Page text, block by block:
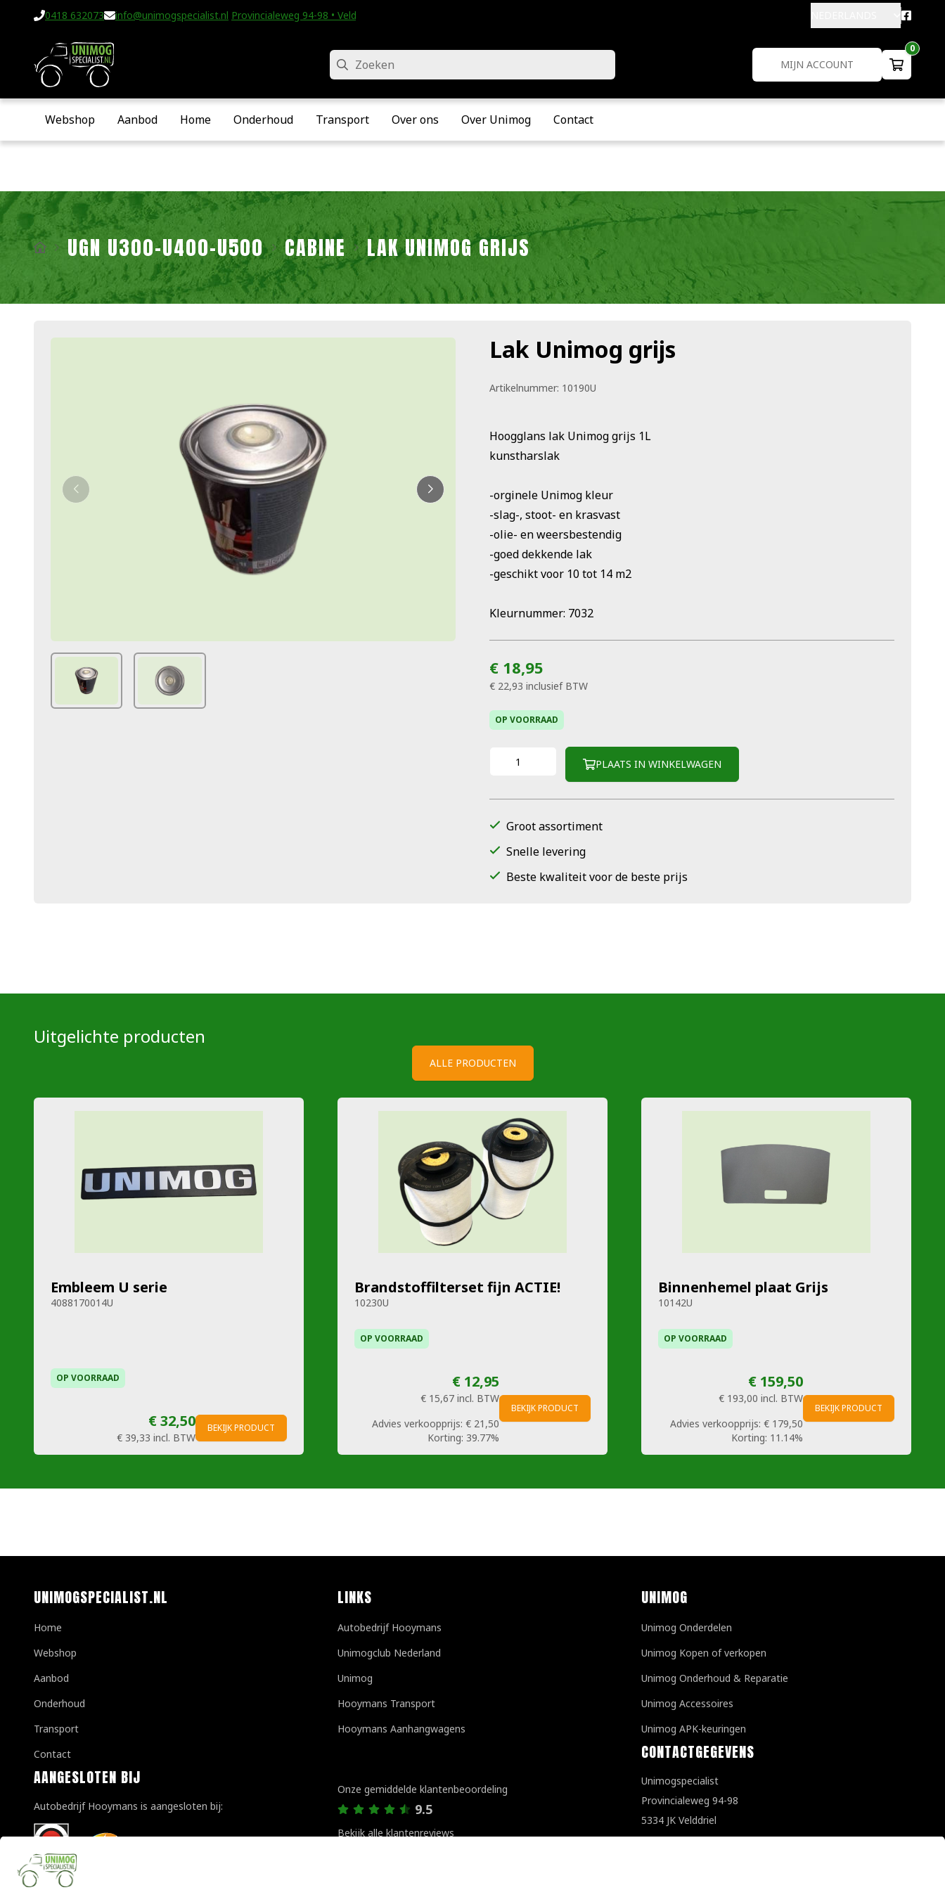
0418 632073 info@unimogspecialist.nl Provincialeweg 94-98 • Velddriel
MIJN ACCOUNT
0
Zoeken
Webshop Aanbod Home Onderhoud Transport Over ons Over Unimog Contact
UGN U300-U400-U500 CABINE LAK UNIMOG GRIJS
Lak Unimog grijs
Artikelnummer: 10190U
Hoogglans lak Unimog grijs 1L
kunstharslak
-orginele Unimog kleur
-slag-, stoot- en krasvast
-olie- en weersbestendig
-goed dekkende lak
-geschikt voor 10 tot 14 m2
Kleurnummer: 7032
€ 18,95
€ 22,93 inclusief BTW
OP VOORRAAD
PLAATS IN WINKELWAGEN
Groot assortiment
Snelle levering
Beste kwaliteit voor de beste prijs
Uitgelichte producten
ALLE PRODUCTEN
Embleem U serie
4088170014U
OP VOORRAAD
€ 32,50
€ 39,33 incl. BTW
BEKIJK PRODUCT
Brandstoffilterset fijn ACTIE!
10230U
OP VOORRAAD
€ 12,95
€ 15,67 incl. BTW
Advies verkoopprijs: € 21,50
Korting: 39.77%
BEKIJK PRODUCT
Binnenhemel plaat Grijs
10142U
OP VOORRAAD
€ 159,50
€ 193,00 incl. BTW
Advies verkoopprijs: € 179,50
Korting: 11.14%
BEKIJK PRODUCT
UNIMOGSPECIALIST.NL
Home
Webshop
Aanbod
Onderhoud
Transport
Contact
AANGESLOTEN BIJ
Autobedrijf Hooymans is aangesloten bij:
LINKS
Autobedrijf Hooymans
Unimogclub Nederland
Unimog
Hooymans Transport
Hooymans Aanhangwagens
Onze gemiddelde klantenbeoordeling
9.5
Bekijk alle klantenreviews
UNIMOG
Unimog Onderdelen
Unimog Kopen of verkopen
Unimog Onderhoud & Reparatie
Unimog Accessoires
Unimog APK-keuringen
CONTACTGEGEVENS
Unimogspecialist
Provincialeweg 94-98
5334 JK Velddriel